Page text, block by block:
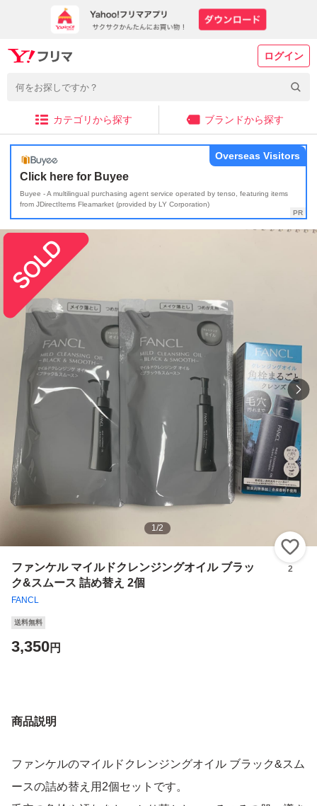
ログイン
カテゴリから探す ブランドから探す
Click here for Buyee
Buyee - A multilingual purchasing agent service operated by tenso, featuring items
from JDirectItems Fleamarket (provided by LY Corporation)
Overseas Visitors
1/2
ファンケル マイルドクレンジングオイル ブラッ
ク&スムース 詰め替え 2個
FANCL
2
送料無料
3,350円
商品説明
ファンケルのマイルドクレンジングオイル ブラック&スム
ースの詰め替え用2個セットです。